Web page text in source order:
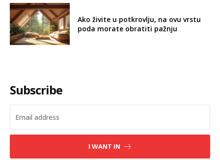
Ako živite u potkrovlju, na ovu vrstu
poda morate obratiti pažnju
Subscribe
I WANT IN